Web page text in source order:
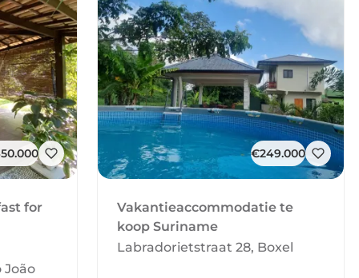
for
João
€249.000
Vakantieaccommodatie te
koop Suriname
Labradorietstraat 28, Boxel